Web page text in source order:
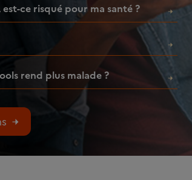
ce risqué pour ma santé ?
rend plus malade ?